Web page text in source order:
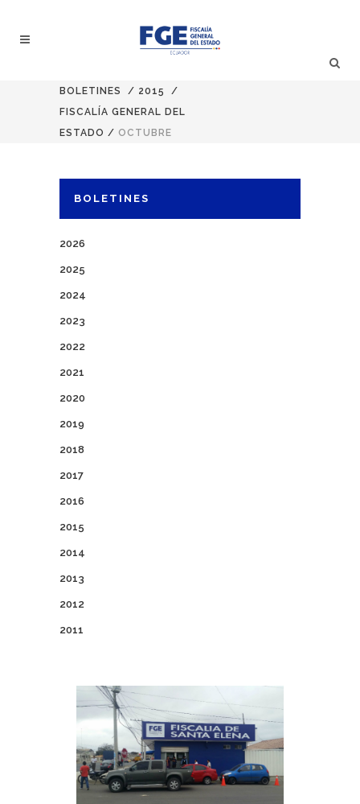
BOLETINES / 2015
/
FISCALÍA GENERAL DEL
ESTADO / OCTUBRE
BOLETINES
2026
2025
2024
2023
2022
2021
2020
2019
2018
2017
2016
2015
2014
2013
2012
2011